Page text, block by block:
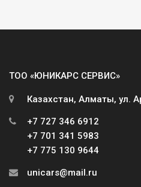
ТОО «ЮНИКАРС СЕРВИС»
Казахстан, Алматы, ул.
+7 727 346 6912
+7 701 341 5983
+7 775 130 9644
unicars@mail.ru